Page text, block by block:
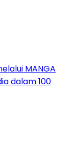
MANGA
dalam 100